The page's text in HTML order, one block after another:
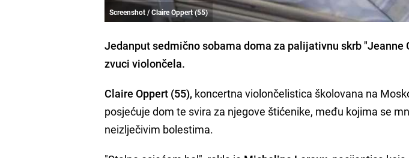
Screenshot / Claire Oppert (55)
Jedanput sedmično sobama doma za palijativnu skrb "Jeanne
zvuci violončela.
Claire Oppert (55), koncertna violončelistica školovana na
posjećuje dom te svira za njegove štićenike, među kojima se
neizlječivim bolestima.